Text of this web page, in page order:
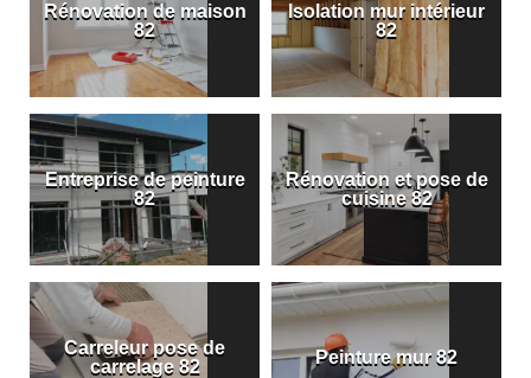
Rénovation de maison
82
Isolation mur intérieur
82
Entreprise de peinture
82
Rénovation et pose de
cuisine 82
Carreleur pose de
carrelage 82
Peinture mur 82